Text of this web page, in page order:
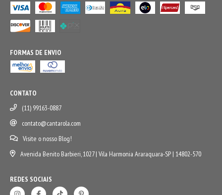
FORMAS DE ENVIO
CONTATO
(11) 99163-0887
contato@cantarola.com
Visite o nosso Blog!
Avenida Benito Barbieri, 1027 | Vila Harmonia Araraquara-SP | 14802-570
REDES SOCIAIS